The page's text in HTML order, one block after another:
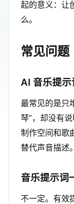
起的意义：让
么。
常见问题
AI 音乐提示
最常见的是只
琴”，却没有
制作空间和歌
替代声音描述。
音乐提示词
不一定。有效